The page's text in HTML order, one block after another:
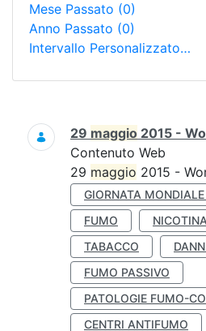
Mese Passato (0)
Anno Passato (0)
Intervallo Personalizzato…
Ricerca
29 maggio 2015 -
Contenuto Web
29 maggio 2015 -
GIORNATA
FUMO
NICOTINA
TABACCO
FUMO PASSIVO
PATOLOGIE FUMO-
CENTRI ANTIFUMO